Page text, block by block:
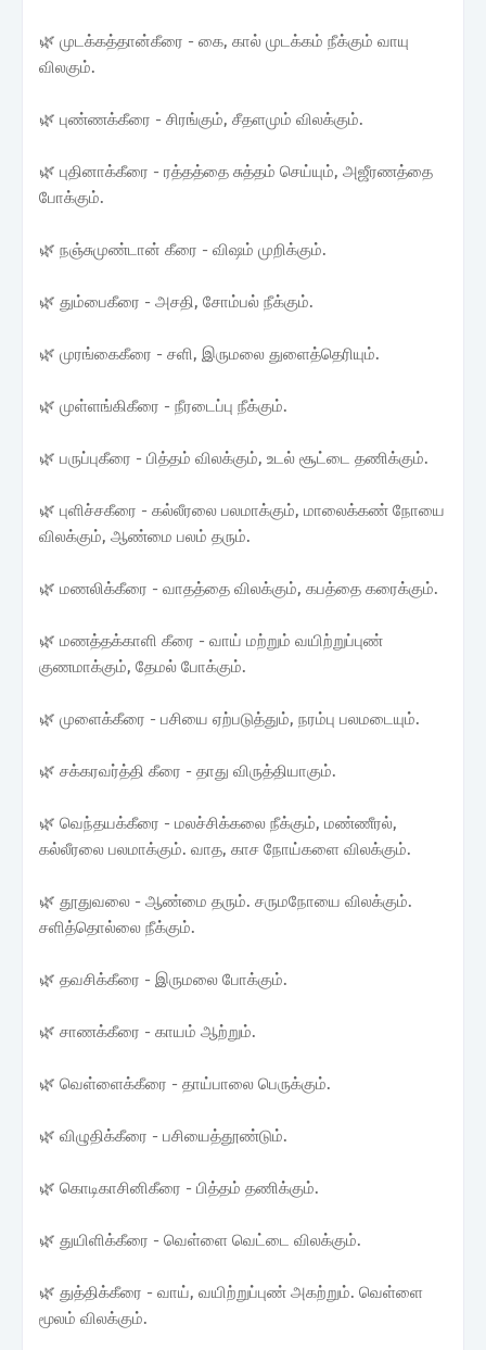
🌿 முடக்கத்தான்கீரை - கை, கால் முடக்கம் நீக்கும் வாயு
விலகும்.
🌿 புண்ணக்கீரை - சிரங்கும், சீதளமும் விலக்கும்.
🌿 புதினாக்கீரை - ரத்தத்தை சுத்தம் செய்யும், அஜீரணத்தை
போக்கும்.
🌿 நஞ்சுமுண்டான் கீரை - விஷம் முறிக்கும்.
🌿 தும்பைகீரை - அசதி, சோம்பல் நீக்கும்.
🌿 முரங்கைகீரை - சளி, இருமலை துளைத்தெரியும்.
🌿 முள்ளங்கிகீரை - நீரடைப்பு நீக்கும்.
🌿 பருப்புகீரை - பித்தம் விலக்கும், உடல் சூட்டை தணிக்கும்.
🌿 புளிச்சகீரை - கல்லீரலை பலமாக்கும், மாலைக்கண் நோயை
விலக்கும், ஆண்மை பலம் தரும்.
🌿 மணலிக்கீரை - வாதத்தை விலக்கும், கபத்தை கரைக்கும்.
🌿 மணத்தக்காளி கீரை - வாய் மற்றும் வயிற்றுப்புண்
குணமாக்கும், தேமல் போக்கும்.
🌿 முளைக்கீரை - பசியை ஏற்படுத்தும், நரம்பு பலமடையும்.
🌿 சக்கரவர்த்தி கீரை - தாது விருத்தியாகும்.
🌿 வெந்தயக்கீரை - மலச்சிக்கலை நீக்கும், மண்ணீரல்,
கல்லீரலை பலமாக்கும். வாத, காச நோய்களை விலக்கும்.
🌿 தூதுவலை - ஆண்மை தரும். சருமநோயை விலக்கும்.
சளித்தொல்லை நீக்கும்.
🌿 தவசிக்கீரை - இருமலை போக்கும்.
🌿 சாணக்கீரை - காயம் ஆற்றும்.
🌿 வெள்ளைக்கீரை - தாய்பாலை பெருக்கும்.
🌿 விழுதிக்கீரை - பசியைத்தூண்டும்.
🌿 கொடிகாசினிகீரை - பித்தம் தணிக்கும்.
🌿 துயிளிக்கீரை - வெள்ளை வெட்டை விலக்கும்.
🌿 துத்திக்கீரை - வாய், வயிற்றுப்புண் அகற்றும். வெள்ளை
மூலம் விலக்கும்.